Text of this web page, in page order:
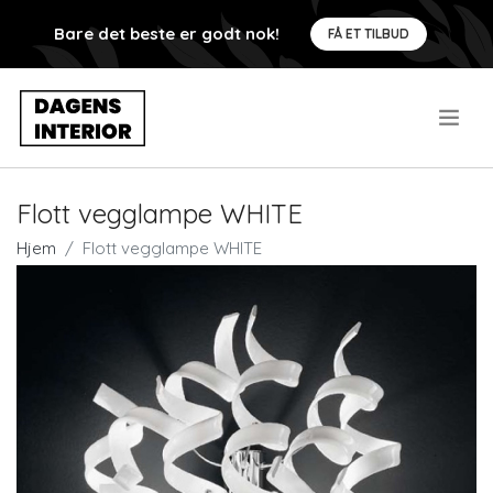
Bare det beste er godt nok! FÅ ET TILBUD
Flott vegglampe WHITE
Hjem Flott vegglampe WHITE